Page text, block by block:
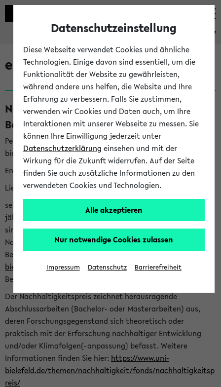
eKVV
eKVV News
Nachhaltigkeitspreis 2026:
Bewerbungsphase gestartet (06.08.26)
Per E-Mail eingestellt von nachhaltigkeitsbuero@uni-
bielefeld.de an den Verteiler 'Alle Studierenden':
English version below
Liebe Studierende,
seit 2023 verleiht das Rektorat der Universität Bielefeld
jährlich den Nachhaltigkeitspreis für Abschlussarbeiten. Sie
sind herzlich eingeladen sich mit Ihrer Abschlussarbeit beim
Nachhaltigkeitsbüro zu bewerben. Bitte nutzen Sie für Ihre
Bewerbung dieses Formular<https://formulare.uni-
bielefeld.de/frontend-server/form/provide/913/>. Die
Bewerbungsfrist endet am 30.09.2026.
Der Nachhaltigkeitspreis zeichnet herausragende
Abschlussarbeiten (Bachelor- oder Masterarbeiten) aus,
deren Forschungsgegenstand sich theoretisch oder
praktisch mit der Erforschung nachhaltiger Entwicklung
und/oder Klimafolgen(-anpassung) befasst. Weitere
Informationen finden Sie hier: https://www.uni-
bielefeld.de/themen/nachhaltigkeit/fonds/nachhaltigkeitsp
reis/
Datenschutzeinstellung
Diese Webseite verwendet Cookies und ähnliche
Technologien. Einige davon sind essentiell, um die
Funktionalität der Website zu gewährleisten,
während andere uns helfen, die Website und Ihre
Erfahrung zu verbessern. Falls Sie zustimmen,
verwenden wir Cookies und Daten auch, um Ihre
Interaktionen mit unserer Webseite zu messen. Sie
können Ihre Einwilligung jederzeit unter
Datenschutzerklärung einsehen und mit der
Wirkung für die Zukunft widerrufen. Auf der Seite
finden Sie auch zusätzliche Informationen zu den
verwendeten Cookies und Technologien.
Alle akzeptieren
Nur notwendige Cookies zulassen
Impressum Datenschutz Barrierefreiheit